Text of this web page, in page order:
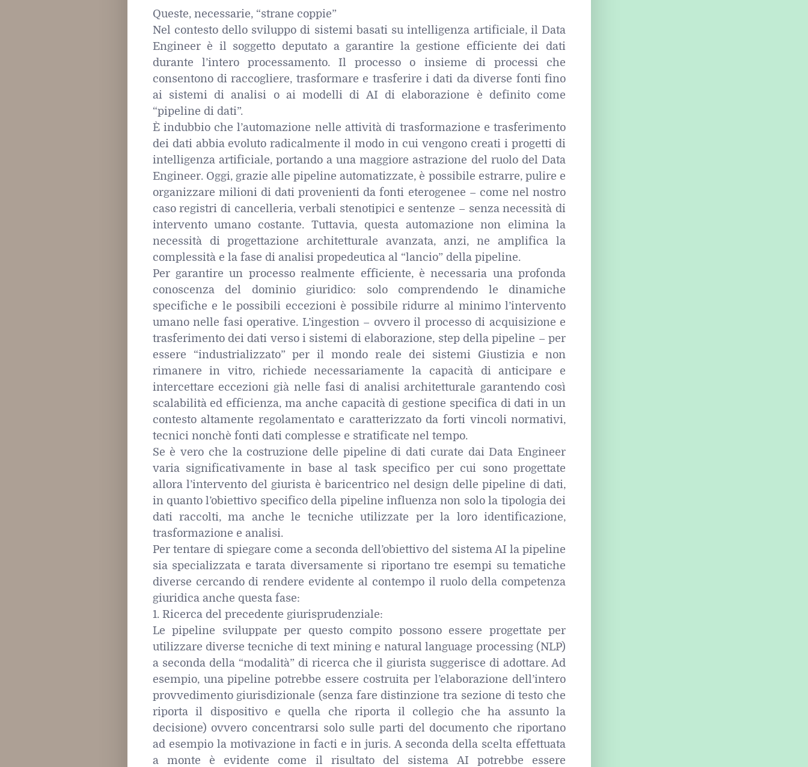
Queste, necessarie, “strane coppie”
Nel contesto dello sviluppo di sistemi basati su intelligenza artificiale, il Data
Engineer è il soggetto deputato a garantire la gestione efficiente dei dati
durante l’intero processamento. Il processo o insieme di processi che
consentono di raccogliere, trasformare e trasferire i dati da diverse fonti fino
ai sistemi di analisi o ai modelli di AI di elaborazione è definito come
“pipeline di dati”.
È indubbio che l’automazione nelle attività di trasformazione e trasferimento
dei dati abbia evoluto radicalmente il modo in cui vengono creati i progetti di
intelligenza artificiale, portando a una maggiore astrazione del ruolo del Data
Engineer. Oggi, grazie alle pipeline automatizzate, è possibile estrarre, pulire e
organizzare milioni di dati provenienti da fonti eterogenee – come nel nostro
caso registri di cancelleria, verbali stenotipici e sentenze – senza necessità di
intervento umano costante. Tuttavia, questa automazione non elimina la
necessità di progettazione architetturale avanzata, anzi, ne amplifica la
complessità e la fase di analisi propedeutica al “lancio” della pipeline.
Per garantire un processo realmente efficiente, è necessaria una profonda
conoscenza del dominio giuridico: solo comprendendo le dinamiche
specifiche e le possibili eccezioni è possibile ridurre al minimo l’intervento
umano nelle fasi operative. L’ingestion – ovvero il processo di acquisizione e
trasferimento dei dati verso i sistemi di elaborazione, step della pipeline – per
essere “industrializzato” per il mondo reale dei sistemi Giustizia e non
rimanere in vitro, richiede necessariamente la capacità di anticipare e
intercettare eccezioni già nelle fasi di analisi architetturale garantendo così
scalabilità ed efficienza, ma anche capacità di gestione specifica di dati in un
contesto altamente regolamentato e caratterizzato da forti vincoli normativi,
tecnici nonchè fonti dati complesse e stratificate nel tempo.
Se è vero che la costruzione delle pipeline di dati curate dai Data Engineer
varia significativamente in base al task specifico per cui sono progettate
allora l’intervento del giurista è baricentrico nel design delle pipeline di dati,
in quanto l’obiettivo specifico della pipeline influenza non solo la tipologia dei
dati raccolti, ma anche le tecniche utilizzate per la loro identificazione,
trasformazione e analisi.
Per tentare di spiegare come a seconda dell’obiettivo del sistema AI la pipeline
sia specializzata e tarata diversamente si riportano tre esempi su tematiche
diverse cercando di rendere evidente al contempo il ruolo della competenza
giuridica anche questa fase:
1. Ricerca del precedente giurisprudenziale:
Le pipeline sviluppate per questo compito possono essere progettate per
utilizzare diverse tecniche di text mining e natural language processing (NLP)
a seconda della “modalità” di ricerca che il giurista suggerisce di adottare. Ad
esempio, una pipeline potrebbe essere costruita per l’elaborazione dell’intero
provvedimento giurisdizionale (senza fare distinzione tra sezione di testo che
riporta il dispositivo e quella che riporta il collegio che ha assunto la
decisione) ovvero concentrarsi solo sulle parti del documento che riportano
ad esempio la motivazione in facti e in juris. A seconda della scelta effettuata
a monte è evidente come il risultato del sistema AI potrebbe essere